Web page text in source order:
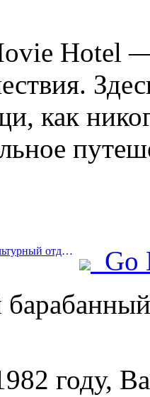
Hotel
как
Prev:Городской отдых и культурный отдых возглавляют новую тенденцию туристического потребления во время первомайских праздников.
Go
году,